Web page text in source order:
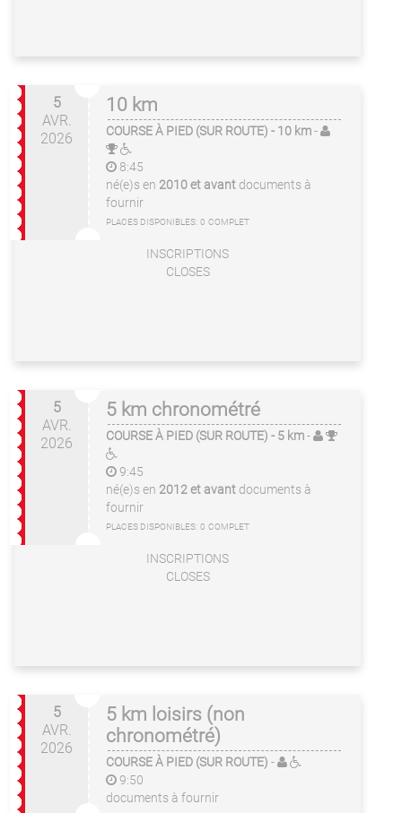
5
AVR.
2026
10 km
COURSE À PIED (SUR ROUTE) - 10 km-
8:45
né(e)s en 2010 et avant documents à
fournir
PLACES DISPONIBLES: 0 COMPLET
INSCRIPTIONS
CLOSES
5
AVR.
2026
5 km chronométré
COURSE À PIED (SUR ROUTE) - 5 km-
9:45
né(e)s en 2012 et avant documents à
fournir
PLACES DISPONIBLES: 0 COMPLET
INSCRIPTIONS
CLOSES
5
AVR.
2026
5 km loisirs (non
chronométré)
COURSE À PIED (SUR ROUTE) -
9:50
documents à fournir